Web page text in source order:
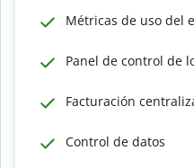
Métricas de uso del
Panel de control de
Facturación
Control de datos